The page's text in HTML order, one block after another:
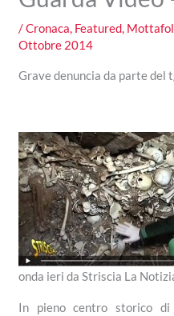
/Cronaca, Featured,
Ottobre 2014
Grave denuncia da parte del
onda ieri da Striscia La
In pieno centro storico